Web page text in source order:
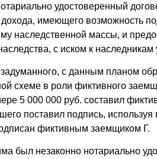
удостоверенный
имеющего возможность
наследственной массы, и
с иском к
с данным планом
схеме в роли фиктивного
5 000 000 руб. составил
поставил подпись,
фиктивным заемщиком Г.
был незаконно нотариально